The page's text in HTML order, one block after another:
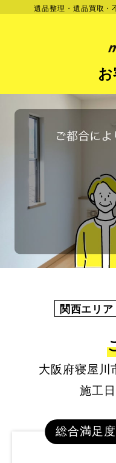
遺品整理・遺品買取・
関西エリア
大阪府寝屋川
施工
総合満足度